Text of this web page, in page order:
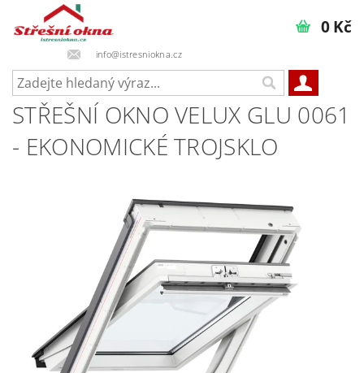
info@istresniokna.cz
0 Kč
STŘEŠNÍ OKNO VELUX GLU 0061
- EKONOMICKÉ TROJSKLO